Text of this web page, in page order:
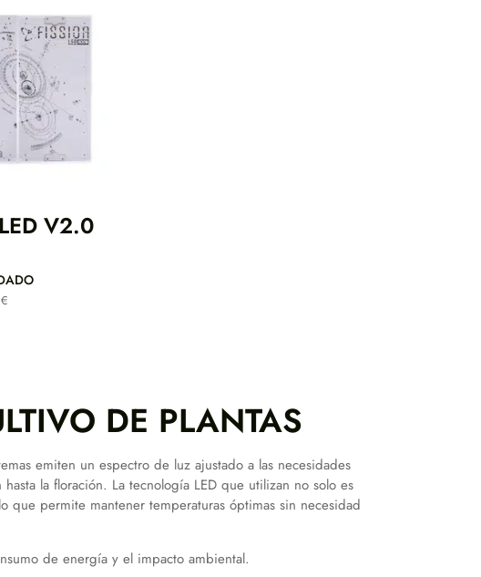
DE PLANTAS
emiten un espectro de luz ajustado a las necesidades
la floración. La tecnología LED que utilizan no solo es
permite mantener temperaturas óptimas sin necesidad
de energía y el impacto ambiental.
V2.0
€Rango